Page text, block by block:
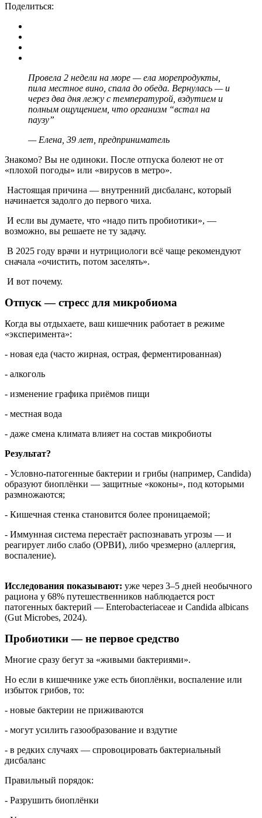
Поделиться:
Провела 2 недели на море — ела морепродукты,
пила местное вино, спала до обеда. Вернулась — и
через два дня лежу с температурой, вздутием и
полным ощущением, что организм “встал на
паузу”
— Елена, 39 лет, предприниматель
Знакомо? Вы не одиноки. После отпуска болеют не от
«плохой погоды» или «вирусов в метро».
Настоящая причина — внутренний дисбаланс, который
начинается задолго до первого чиха.
И если вы думаете, что «надо пить пробиотики», —
возможно, вы решаете не ту задачу.
В 2025 году врачи и нутрициологи всё чаще рекомендуют
сначала «очистить, потом заселять».
И вот почему.
Отпуск — стресс для микробиома
Когда вы отдыхаете, ваш кишечник работает в режиме
«эксперимента»:
- новая еда (часто жирная, острая, ферментированная)
- алкоголь
- изменение графика приёмов пищи
- местная вода
- даже смена климата влияет на состав микробиоты
Результат?
- Условно-патогенные бактерии и грибы (например, Candida)
образуют биоплёнки — защитные «коконы», под которыми
размножаются;
- Кишечная стенка становится более проницаемой;
- Иммунная система перестаёт распознавать угрозы — и
реагирует либо слабо (ОРВИ), либо чрезмерно (аллергия,
воспаление).
Исследования показывают: уже через 3–5 дней необычного
рациона у 68% путешественников наблюдается рост
патогенных бактерий — Enterobacteriaceae и Candida albicans
(Gut Microbes, 2024).
Пробиотики — не первое средство
Многие сразу бегут за «живыми бактериями».
Но если в кишечнике уже есть биоплёнки, воспаление или
избыток грибов, то:
- новые бактерии не приживаются
- могут усилить газообразование и вздутие
- в редких случаях — спровоцировать бактериальный
дисбаланс
Правильный порядок:
- Разрушить биоплёнки